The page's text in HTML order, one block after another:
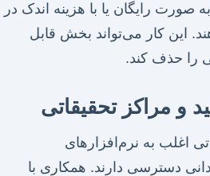
صورت رایگان یا با هزینه اندک در
این کار می‌تواند بخش قابل
را حذف کند.
اغلب به نرم‌افزارهای
دسترسی دارند. همکاری با